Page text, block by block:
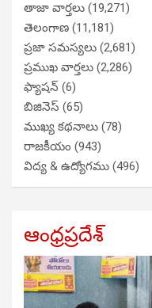
తాజా వార్తలు (19,271)
తెలంగాణ (11,181)
ప్రజా సమస్యలు (2,681)
ప్రముఖ వార్తలు (2,286)
ఫ్యాషన్ (6)
బిజినెస్ (65)
ముఖ్య కథనాలు (78)
రాజకీయం (943)
విద్య & ఉద్యోగము (496)
ఆంధ్రప్రదేశ్